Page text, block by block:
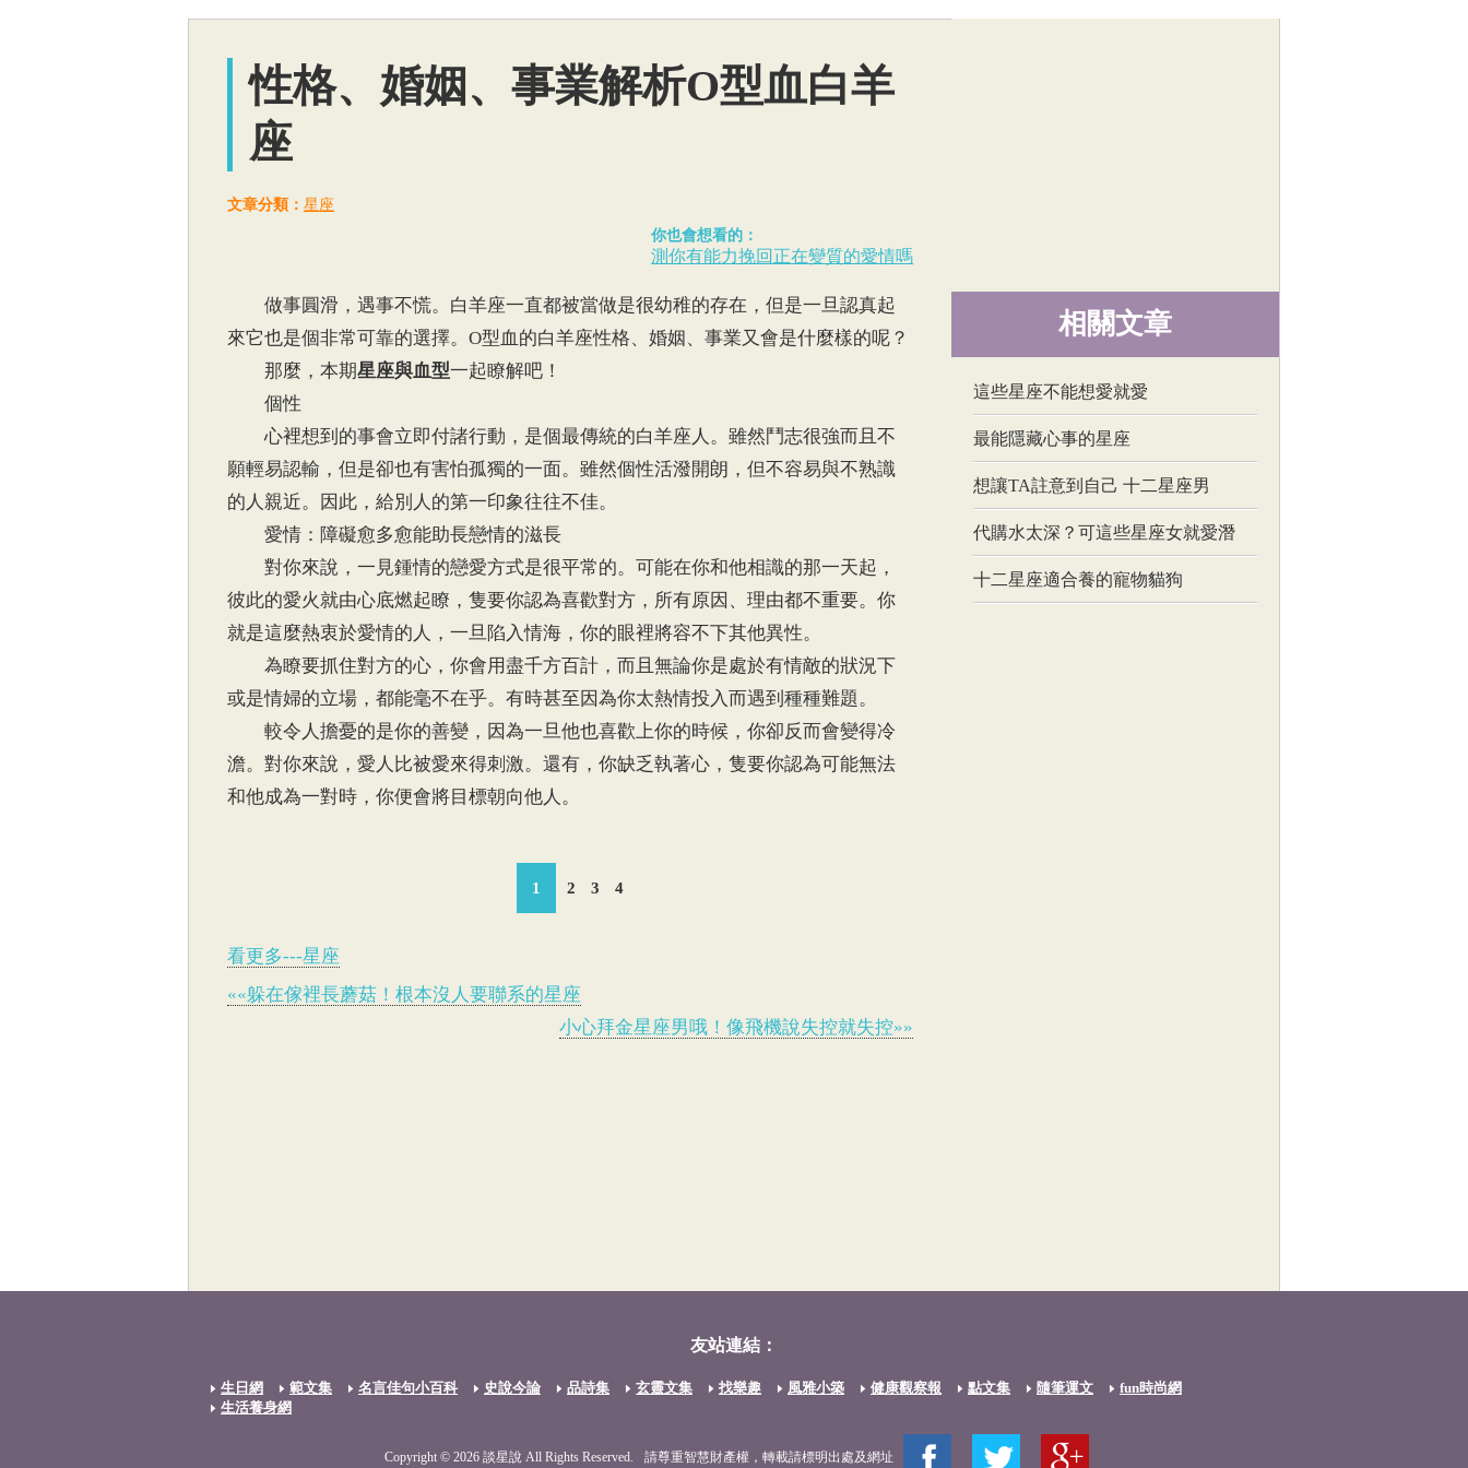
性格、婚姻、事業解析O型血白羊
座
文章分類： 星座
你也會想看的：
測你有能力挽回正在變質的愛情嗎
做事圓滑，遇事不慌。白羊座一直都被當做是很幼稚的存在，但是一旦認真起
來它也是個非常可靠的選擇。O型血的白羊座性格、婚姻、事業又會是什麼樣的呢？
那麼，本期星座與血型一起瞭解吧！
個性
心裡想到的事會立即付諸行動，是個最傳統的白羊座人。雖然鬥志很強而且不
願輕易認輸，但是卻也有害怕孤獨的一面。雖然個性活潑開朗，但不容易與不熟識
的人親近。因此，給別人的第一印象往往不佳。
愛情：障礙愈多愈能助長戀情的滋長
對你來說，一見鍾情的戀愛方式是很平常的。可能在你和他相識的那一天起，
彼此的愛火就由心底燃起瞭，隻要你認為喜歡對方，所有原因、理由都不重要。你
就是這麼熱衷於愛情的人，一旦陷入情海，你的眼裡將容不下其他異性。
為瞭要抓住對方的心，你會用盡千方百計，而且無論你是處於有情敵的狀況下
或是情婦的立場，都能毫不在乎。有時甚至因為你太熱情投入而遇到種種難題。
較令人擔憂的是你的善變，因為一旦他也喜歡上你的時候，你卻反而會變得冷
澹。對你來說，愛人比被愛來得刺激。還有，你缺乏執著心，隻要你認為可能無法
和他成為一對時，你便會將目標朝向他人。
1 2 3 4
看更多---星座
««躲在傢裡長蘑菇！根本沒人要聯系的星座
小心拜金星座男哦！像飛機說失控就失控»»
相關文章
這些星座不能想愛就愛
最能隱藏心事的星座
想讓TA註意到自己 十二星座男
代購水太深？可這些星座女就愛潛
十二星座適合養的寵物貓狗
友站連結：
生日網 範文集 名言佳句小百科 史說今論 品詩集 玄靈文集 找樂趣 風雅小築 健康觀察報 點文集 隨筆運文
fun時尚網
生活養身網
Copyright © 2026 談星說 All Rights Reserved. 請尊重智慧財產權，轉載請標明出處及網址